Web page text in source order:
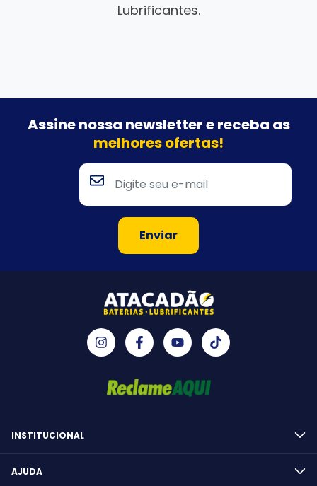
Lubrificantes.
Assine nossa newsletter ereceba as
melhores ofertas!
INSTITUCIONAL
AJUDA